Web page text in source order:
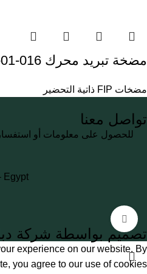
اضغط للتكبير
مضخة تبريد محرك VP PN 05-01-016
مضخات FIP ذاتية التحضير
تواصل معنا
للحصول على معلومات أو
Egypt
تصميم بواسطة شركة
experience on our website. By
you agree to our use of cookies.